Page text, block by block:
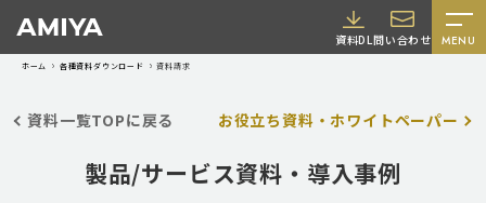
A
M
Y
資料DL問い合わせ MENU
ホーム 各種資料ダウンロード 資料請求
資料一覧TOPに戻る
製品/サービス資料・導入事例
お役立ち資料・ホワイトペーパー